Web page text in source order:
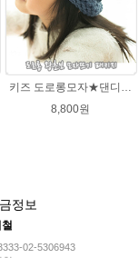
키즈 도로롱모자★댄디울 모자뜨기(댄디울 2타래)
8,800원
정보
02-5306943